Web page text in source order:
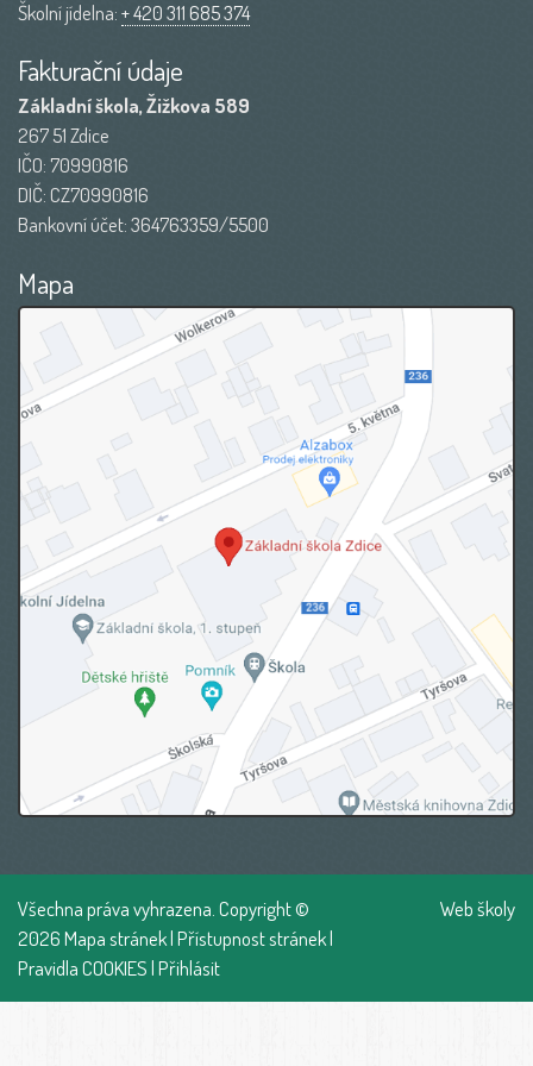
Školní jídelna:+ 420 311 685 374
Fakturační údaje
Základní škola, Žižkova 589
267 51 Zdice
IČO: 70990816
DIČ: CZ70990816
Bankovní účet: 364763359/5500
Mapa
Všechna práva vyhrazena. Copyright ©
2026Mapa stránek|Přístupnost stránek|
Pravidla COOKIES|Přihlásit
Web školy